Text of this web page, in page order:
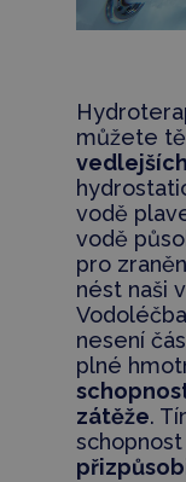
můžete
vodě
vodě
pro
nést naši
nesení
plné
zátěže.